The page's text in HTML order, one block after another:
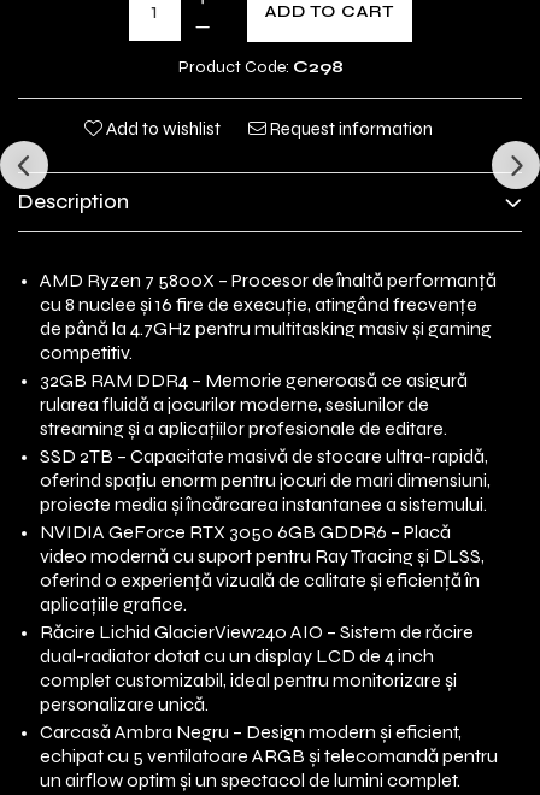
ADD TO CART
Product Code: C298
Add to wishlist Request information
Description
AMD Ryzen 7 5800X – Procesor de înaltă performanță
cu 8 nuclee și 16 fire de execuție, atingând frecvențe
de până la 4.7GHz pentru multitasking masiv și gaming
competitiv.
32GB RAM DDR4 – Memorie generoasă ce asigură
rularea fluidă a jocurilor moderne, sesiunilor de
streaming și a aplicațiilor profesionale de editare.
SSD 2TB – Capacitate masivă de stocare ultra-rapidă,
oferind spațiu enorm pentru jocuri de mari dimensiuni,
proiecte media și încărcarea instantanee a sistemului.
NVIDIA GeForce RTX 3050 6GB GDDR6 – Placă
video modernă cu suport pentru Ray Tracing și DLSS,
oferind o experiență vizuală de calitate și eficiență în
aplicațiile grafice.
Răcire Lichid GlacierView240 AIO – Sistem de răcire
dual-radiator dotat cu un display LCD de 4 inch
complet customizabil, ideal pentru monitorizare și
personalizare unică.
Carcasă Ambra Negru – Design modern și eficient,
echipat cu 5 ventilatoare ARGB și telecomandă pentru
un airflow optim și un spectacol de lumini complet.